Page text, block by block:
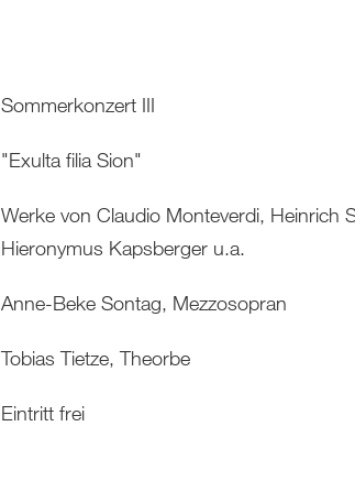
Sommerkonzert III
"Exulta filia Sion"
Werke von Claudio Monteverdi, Heinrich
Hieronymus Kapsberger u.a.
Anne-Beke Sontag, Mezzosopran
Tobias Tietze, Theorbe
Eintritt frei